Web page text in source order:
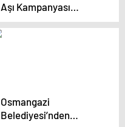
Aşı Kampanyası
Yeniden Başladı
Osmangazi
Belediyesi’nden